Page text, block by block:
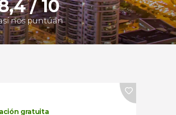
/ 10
nos puntúan
gratuita